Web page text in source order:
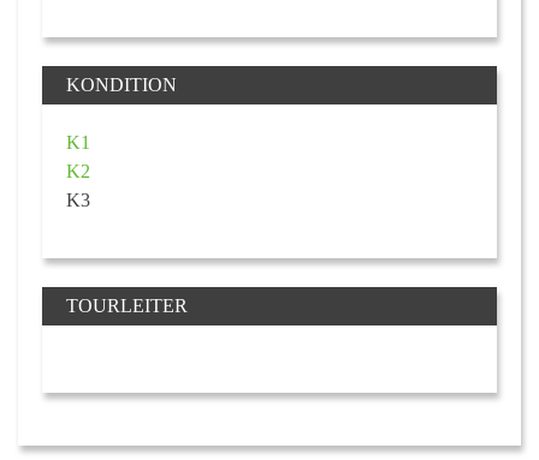
KONDITION
K1
K2
K3
TOURLEITER